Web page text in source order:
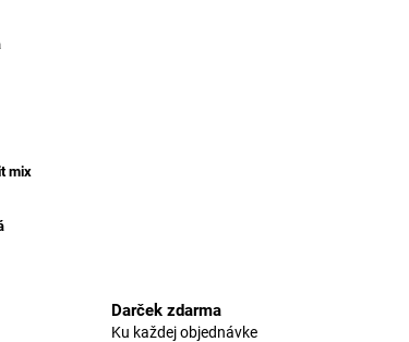
mix
Darček zdarma
Ku každej objednávke